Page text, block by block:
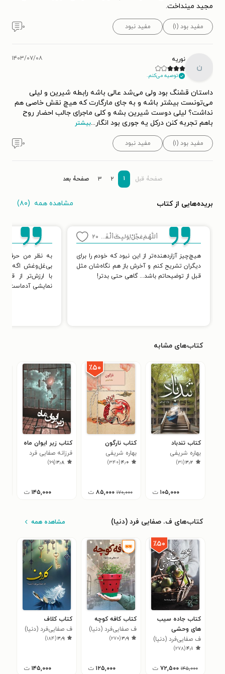
مجید مینداخت.
مفید بود (۱) مفید نبود ۰
ن
نوریه
توصیه می‌کنم.
۱۴۰۳/۰۷/۰۸
داستان قشنگ بود ولی می‌شد عالی باشه رابطه شیرین و لیلی
می‌تونست بیشتر باشه و به جای مارگارت که هیچ نقش خاصی هم
نداشت؟ لیلی دوست شیرین بشه و کلی ماجرای جالب احضار روح
باهم تجربه کنن درکل یه جوری بود انگار...بیشتر
مفید بود (۱) مفید نبود ۰
صفحۀ قبل ۱ ۲ ۳ صفحۀ بعد
بریده‌هایی از کتاب مشاهده همه (۸۰)
أللَّھُـمَ‌عَجِّلْ‌لِوَلیِڪَ‌ألْـفَـرَج♡ ۲۰
هیچ‌چیز آزاردهنده‌تر از این نبود که خودم را برای
دیگران تشریح کنم و آخرش باز هم نگاه‌شان مثل
قبل از توضیحاتم باشد... گاهی حتی بدتر!
به نظر من حرف
بی‌غل‌وغش اگه
با ارزش‌تر از
نمایشی آدماست.
کتاب‌های مشابه
کتاب تندباد
بهاره شریفی
۳٫۲(۳۱)
۱۰۵,۰۰۰ ت
٪۵۰
کتاب نارگون
بهاره شریفی
۴٫۰(۳۴۰)
۱۷۰,۰۰۰ ۸۵,۰۰۰ ت
کتاب زیر ایوان ماه
فرزانه صفایی فرد
۳٫۸(۶۹)
۱۴۵,۰۰۰ ت
کتاب‌های ف. صفایی فرد (دنیا) مشاهده همه
٪۵۰
کتاب جاده سیب
های وحشی
ف صفایی‌فرد (دنیا)
۴٫۱(۲۷۸)
۱۴۵,۰۰۰ ۷۲,۵۰۰ ت
کتاب کافه کوچه
ف صفایی‌فرد (دنیا)
۳٫۹(۲۷۰)
۱۲۵,۰۰۰ ت
کتاب کلاف
ف صفایی‌فرد (دنیا)
۳٫۹(۱۸۴)
۱۴۵,۰۰۰ ت